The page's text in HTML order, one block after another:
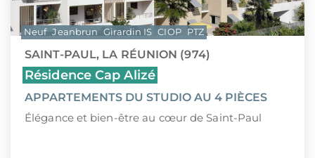
SAINT-PAUL, LA RÉUNION (974)
Résidence Cap Alizé
APPARTEMENTS DU STUDIO AU 4 PIÈCES
Élégance et bien-être au cœur de Saint-Paul
Neuf Jeanbrun Girardin IS CIOP PTZ